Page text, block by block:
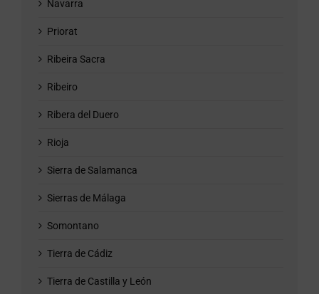
Navarra
Priorat
Ribeira Sacra
Ribeiro
Ribera del Duero
Rioja
Sierra de Salamanca
Sierras de Málaga
Somontano
Tierra de Cádiz
Tierra de Castilla y León